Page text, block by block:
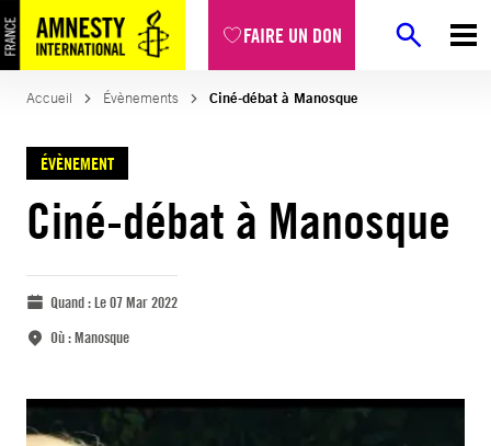
FAIRE UN DON
Accueil Évènements Ciné-débat à Manosque
ÉVÈNEMENT
Ciné-débat à Manosque
Quand :Le 07 Mar 2022
Où :Manosque